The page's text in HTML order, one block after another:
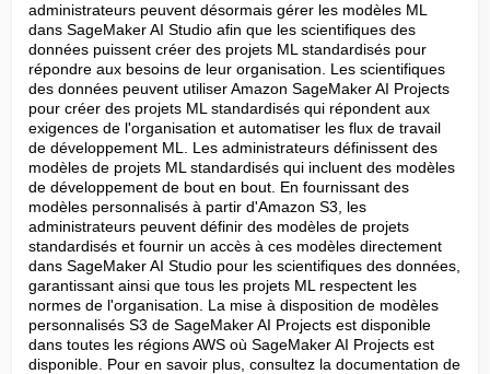
administrateurs peuvent désormais gérer les modèles ML
dans SageMaker AI Studio afin que les scientifiques des
données puissent créer des projets ML standardisés pour
répondre aux besoins de leur organisation. Les scientifiques
des données peuvent utiliser Amazon SageMaker AI Projects
pour créer des projets ML standardisés qui répondent aux
exigences de l'organisation et automatiser les flux de travail
de développement ML. Les administrateurs définissent des
modèles de projets ML standardisés qui incluent des modèles
de développement de bout en bout. En fournissant des
modèles personnalisés à partir d'Amazon S3, les
administrateurs peuvent définir des modèles de projets
standardisés et fournir un accès à ces modèles directement
dans SageMaker AI Studio pour les scientifiques des données,
garantissant ainsi que tous les projets ML respectent les
normes de l'organisation. La mise à disposition de modèles
personnalisés S3 de SageMaker AI Projects est disponible
dans toutes les régions AWS où SageMaker AI Projects est
disponible. Pour en savoir plus, consultez la documentation de